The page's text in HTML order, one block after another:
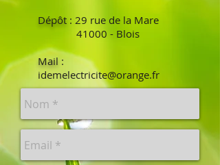
Dépôt : 29 rue de la Mare
41000 - Blois
Mail :
idemelectricite@orange.fr